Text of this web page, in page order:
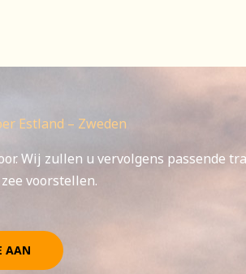
Estland – Zweden
Wij zullen u vervolgens passende
voorstellen.
AAN